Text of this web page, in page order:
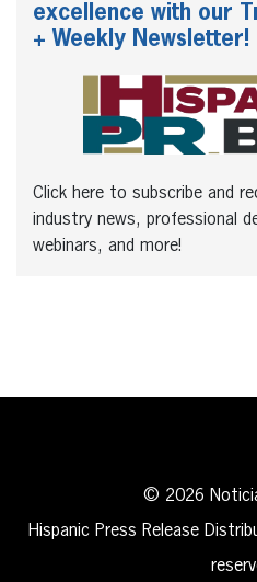
excellence with our
+ Weekly Newsletter!
Click here to subscribe and
industry news, professional
webinars, and more!
© 2026
Hispanic Press Release